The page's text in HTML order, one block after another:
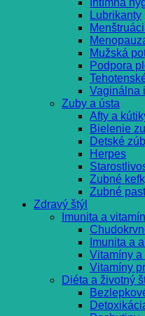
Lubrikanty
Mužská
Podpora
Vaginálna
Zuby a ústa
Afty a
Bielenie
Detské
Herpes
Zubné
Zubné
Zdravý štýl
Imunita a
Imunita a
Vitamíny a
Vitamíny
Diéta a životný